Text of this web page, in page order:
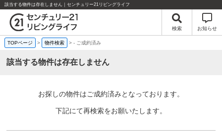
該当する物件は存在しません｜センチュリー21リビングライフ
検索 お知らせ
TOPページ > 物件検索 >- ご成約済み
該当する物件は存在しません
お探しの物件はご成約済みとなっております。
下記にて再検索をお願いたします。